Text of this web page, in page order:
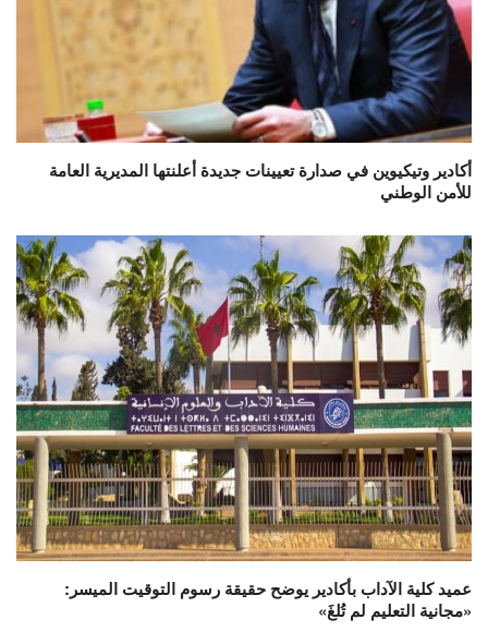
أكادير وتيكيوين في صدارة تعيينات جديدة أعلنتها المديرية العامة
للأمن الوطني
عميد كلية الآداب بأكادير يوضح حقيقة رسوم التوقيت الميسر:
«مجانية التعليم لم تُلغَ»